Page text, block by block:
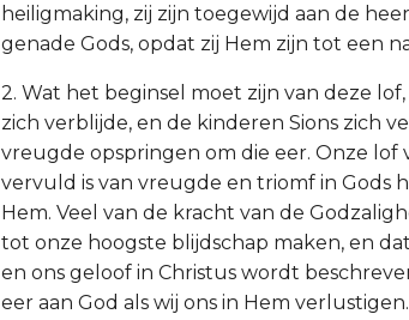
heiligmaking, zij zijn toegewijd aan de
genade Gods, opdat zij Hem zijn tot een
2. Wat het beginsel moet zijn van deze
zich verblijde, en de kinderen Sions zich
vreugde opspringen om die eer. Onze
vervuld is van vreugde en triomf in Gods
Hem. Veel van de kracht van de
tot onze hoogste blijdschap maken, en
en ons geloof in Christus wordt
eer aan God als wij ons in Hem